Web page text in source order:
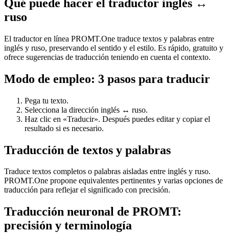
Qué puede hacer el traductor inglés ↔
ruso
El traductor en línea PROMT.One traduce textos y palabras entre
inglés y ruso, preservando el sentido y el estilo. Es rápido, gratuito y
ofrece sugerencias de traducción teniendo en cuenta el contexto.
Modo de empleo: 3 pasos para traducir
Pega tu texto.
Selecciona la dirección inglés ↔ ruso.
Haz clic en «Traducir». Después puedes editar y copiar el
resultado si es necesario.
Traducción de textos y palabras
Traduce textos completos o palabras aisladas entre inglés y ruso.
PROMT.One propone equivalentes pertinentes y varias opciones de
traducción para reflejar el significado con precisión.
Traducción neuronal de PROMT:
precisión y terminología